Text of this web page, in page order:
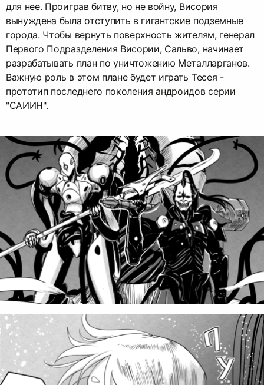
для нее. Проиграв битву, но не войну, Висория
вынуждена была отступить в гигантские подземные
города. Чтобы вернуть поверхность жителям, генерал
Первого Подразделения Висории, Сальво, начинает
разрабатывать план по уничтожению Металларганов.
Важную роль в этом плане будет играть Тесея -
прототип последнего поколения андроидов серии
"САИИН".